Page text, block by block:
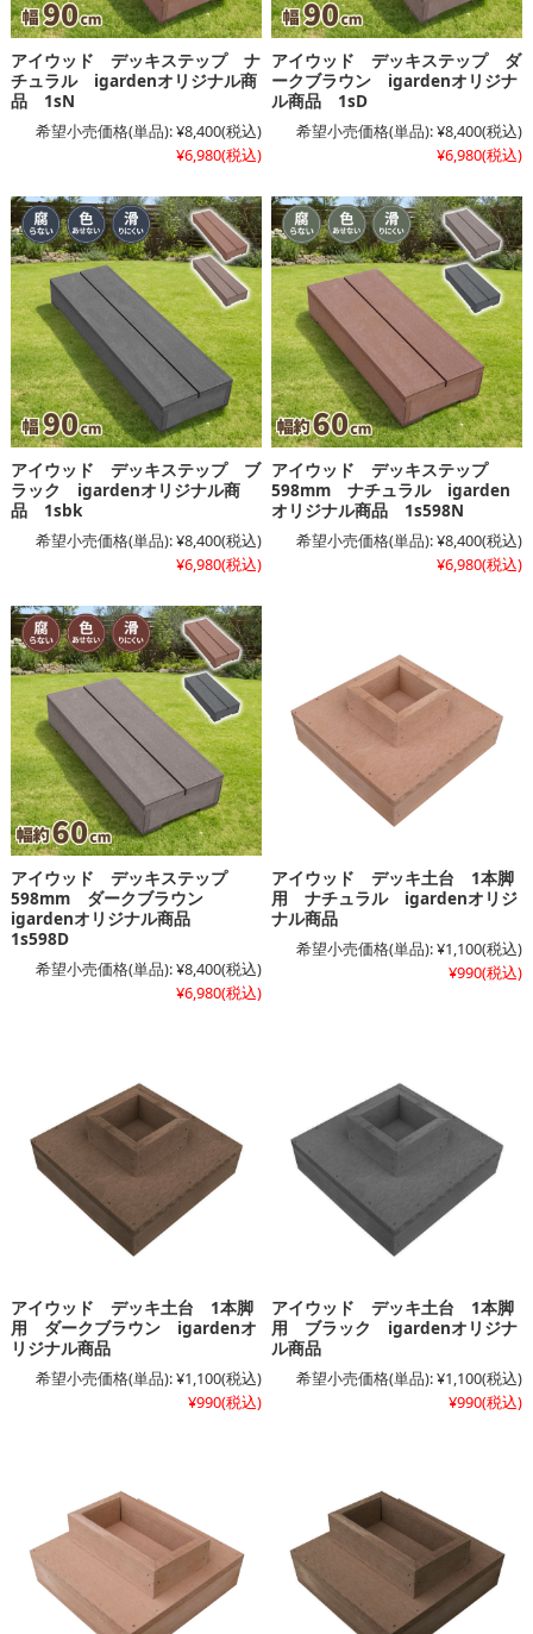
アイウッド デッキステップ ナ
チュラル igardenオリジナル商
品 1sN
希望小売価格(単品):¥8,400(税込)
¥6,980(税込)
アイウッド デッキステップ ダ
ークブラウン igardenオリジナ
ル商品 1sD
希望小売価格(単品):¥8,400(税込)
¥6,980(税込)
アイウッド デッキステップ ブ
ラック igardenオリジナル商
品 1sbk
希望小売価格(単品):¥8,400(税込)
¥6,980(税込)
アイウッド デッキステップ
598mm ナチュラル igarden
オリジナル商品 1s598N
希望小売価格(単品):¥8,400(税込)
¥6,980(税込)
アイウッド デッキステップ
598mm ダークブラウン
igardenオリジナル商品
1s598D
希望小売価格(単品):¥8,400(税込)
¥6,980(税込)
アイウッド デッキ土台 1本脚
用 ナチュラル igardenオリジ
ナル商品
希望小売価格(単品):¥1,100(税込)
¥990(税込)
アイウッド デッキ土台 1本脚
用 ダークブラウン igardenオ
リジナル商品
希望小売価格(単品):¥1,100(税込)
¥990(税込)
アイウッド デッキ土台 1本脚
用 ブラック igardenオリジナ
ル商品
希望小売価格(単品):¥1,100(税込)
¥990(税込)